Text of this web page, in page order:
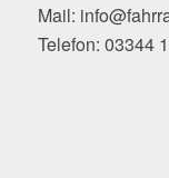
Mail:
Telefon: 03344